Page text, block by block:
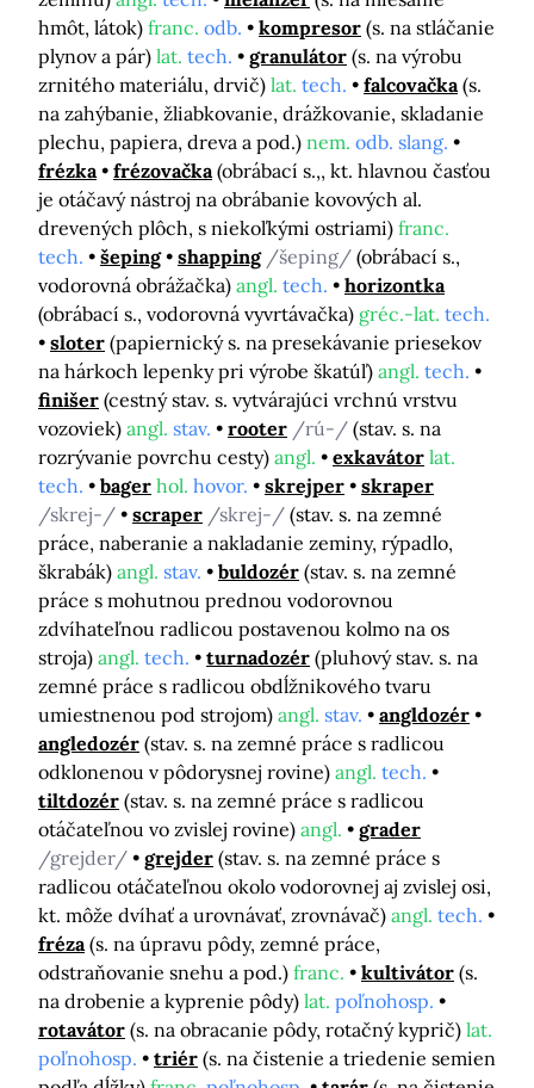
hmôt, látok) franc. odb. kompresor (s. na stláčanie
plynov a pár) lat. tech. granulátor (s. na výrobu
zrnitého materiálu, drvič) lat. tech. falcovačka (s.
na zahýbanie, žliabkovanie, drážkovanie, skladanie
plechu, papiera, dreva a pod.) nem. odb. slang.
frézka
frézovačka (obrábací s.,, kt. hlavnou časťou
je otáčavý nástroj na obrábanie kovových al.
drevených plôch, s niekoľkými ostriami) franc.
tech.
šeping shapping /šeping/ (obrábací s.,
vodorovná obrážačka) angl. tech.
horizontka
(obrábací s., vodorovná vyvrtávačka) gréc.-lat. tech.
sloter (papiernický s. na presekávanie priesekov
na hárkoch lepenky pri výrobe škatúľ) angl. tech.
finišer (cestný stav. s. vytvárajúci vrchnú vrstvu
vozoviek) angl. stav. rooter /rú-/ (stav. s. na
rozrývanie povrchu cesty) angl. exkavátor lat.
tech.
bager hol. hovor. skrejper
skraper
/skrej-/
scraper /skrej-/ (stav. s. na zemné
práce, naberanie a nakladanie zeminy, rýpadlo,
škrabák) angl. stav. buldozér (stav. s. na zemné
práce s mohutnou prednou vodorovnou
zdvíhateľnou radlicou postavenou kolmo na os
stroja) angl. tech. turnadozér (pluhový stav. s. na
zemné práce s radlicou obdĺžnikového tvaru
umiestnenou pod strojom) angl. stav.
angldozér
angledozér (stav. s. na zemné práce s radlicou
odklonenou v pôdorysnej rovine) angl. tech.
tiltdozér (stav. s. na zemné práce s radlicou
otáčateľnou vo zvislej rovine) angl.
grader
/grejder/
grejder (stav. s. na zemné práce s
radlicou otáčateľnou okolo vodorovnej aj zvislej osi,
kt. môže dvíhať a urovnávať, zrovnávač) angl. tech.
fréza (s. na úpravu pôdy, zemné práce,
odstraňovanie snehu a pod.) franc. kultivátor (s.
na drobenie a kyprenie pôdy) lat. poľnohosp.
rotavátor (s. na obracanie pôdy, rotačný kyprič) lat.
poľnohosp.
triér (s. na čistenie a triedenie semien